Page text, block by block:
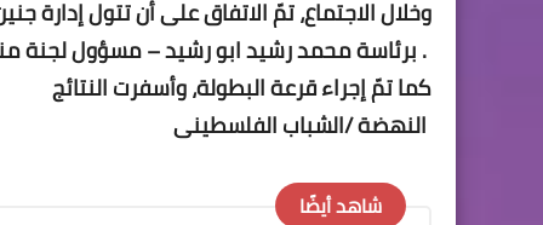
وخلال الاجتماع، تمّ الاتفاق على أن تتول إدارة
. برئاسة محمد رشيد ابو رشيد – مسؤول لجنة
كما تمّ إجراء قرعة البطولة، وأسفرت النتائج
النهضة /الشباب الفلسطينى
شاهد أيضًا